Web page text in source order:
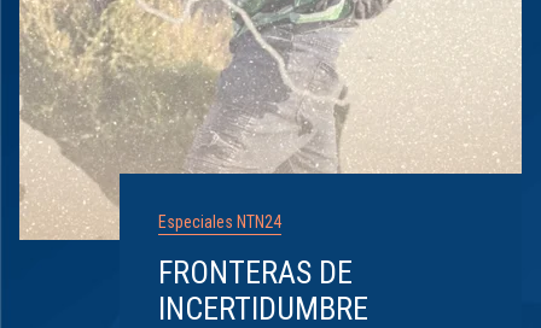
Especiales NTN24
FRONTERAS DE
INCERTIDUMBRE